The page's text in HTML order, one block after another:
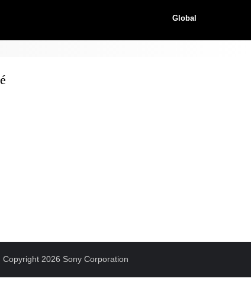
Global
Copyright 2026 Sony Corporation